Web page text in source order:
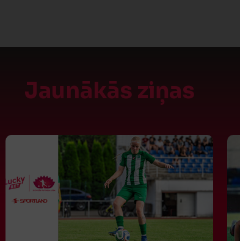
Jaunākās ziņas